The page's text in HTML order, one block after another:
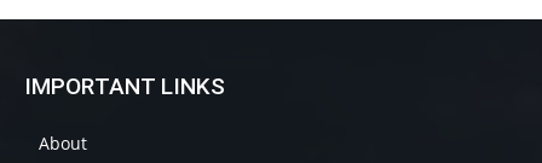
IMPORTANT LINKS
About